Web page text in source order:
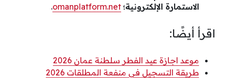
الاستمارة الإلكترونية؛ omanplatform.net
.
اقرأ أيضًا:
موعد اجازة عيد الفطر سلطنة عمان 2026
طريقة التسجيل في منفعة المطلقات 2026